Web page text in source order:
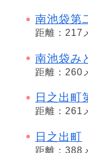
南池袋第
距離：217
南池袋み
距離：260
日之出町
距離：261
日之出町
距離：388